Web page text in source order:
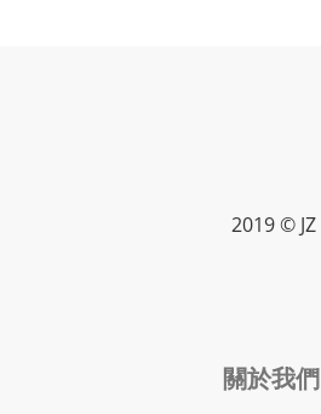
2019 © JZ
關於我們